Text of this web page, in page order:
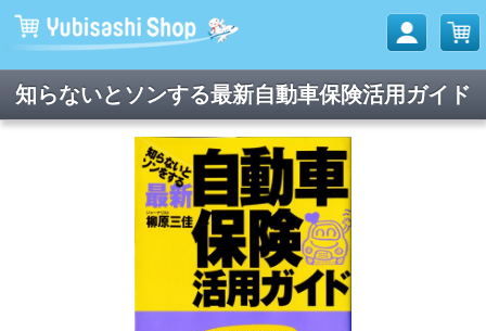
知らないとソンする最新自動車保険活用ガイド